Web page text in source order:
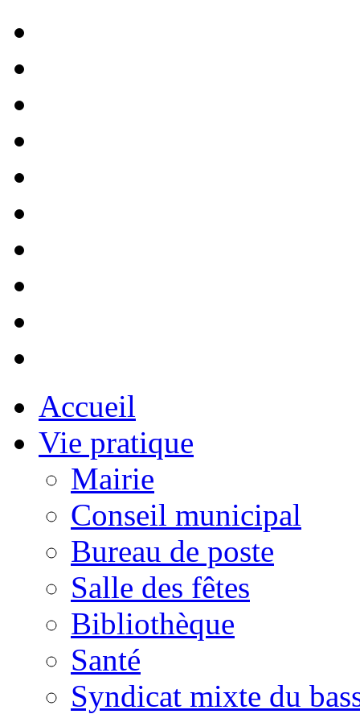
Accueil
Vie pratique
Mairie
Conseil municipal
Bureau de poste
Salle des fêtes
Bibliothèque
Santé
Syndicat mixte du